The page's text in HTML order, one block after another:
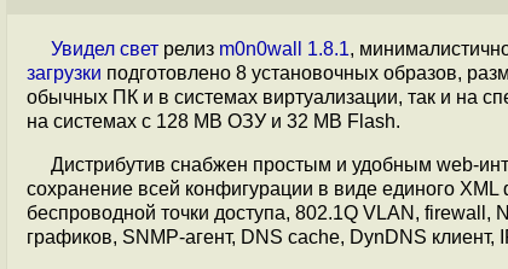
Увидел свет релиз m0n0wall 1.8.1,
загрузки подготовлено 8 установочных образов,
обычных ПК и в системах виртуализации, так и на
на системах с 128 MB ОЗУ и 32 MB Flash.
Дистрибутив снабжен простым и удобным web-
сохранение всей конфигурации в виде единого
беспроводной точки доступа, 802.1Q VLAN, firewall,
графиков, SNMP-агент, DNS cache, DynDNS